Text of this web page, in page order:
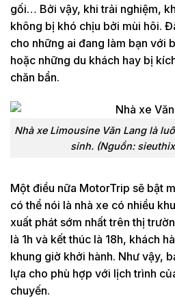
gối… Bởi vậy, khi trải nghiệm,
không bị khó chịu bởi mùi hôi.
cho những ai đang làm bạn với
hoặc những du khách hay bị
chăn bẩn.
Nhà xe Limousine Văn Lang là
sinh. (Nguồn:
Một điều nữa MotorTrip sẽ bật
có thể nói là nhà xe có nhiều
xuất phát sớm nhất trên thị
là 1h và kết thúc là 18h, khách
khung giờ khởi hành. Như vậy,
lựa cho phù hợp với lịch trình
chuyến.